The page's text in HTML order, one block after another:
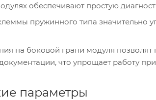
обеспечивают простую
пружинного типа значительно
на боковой грани модуля
что упрощает работу
параметры